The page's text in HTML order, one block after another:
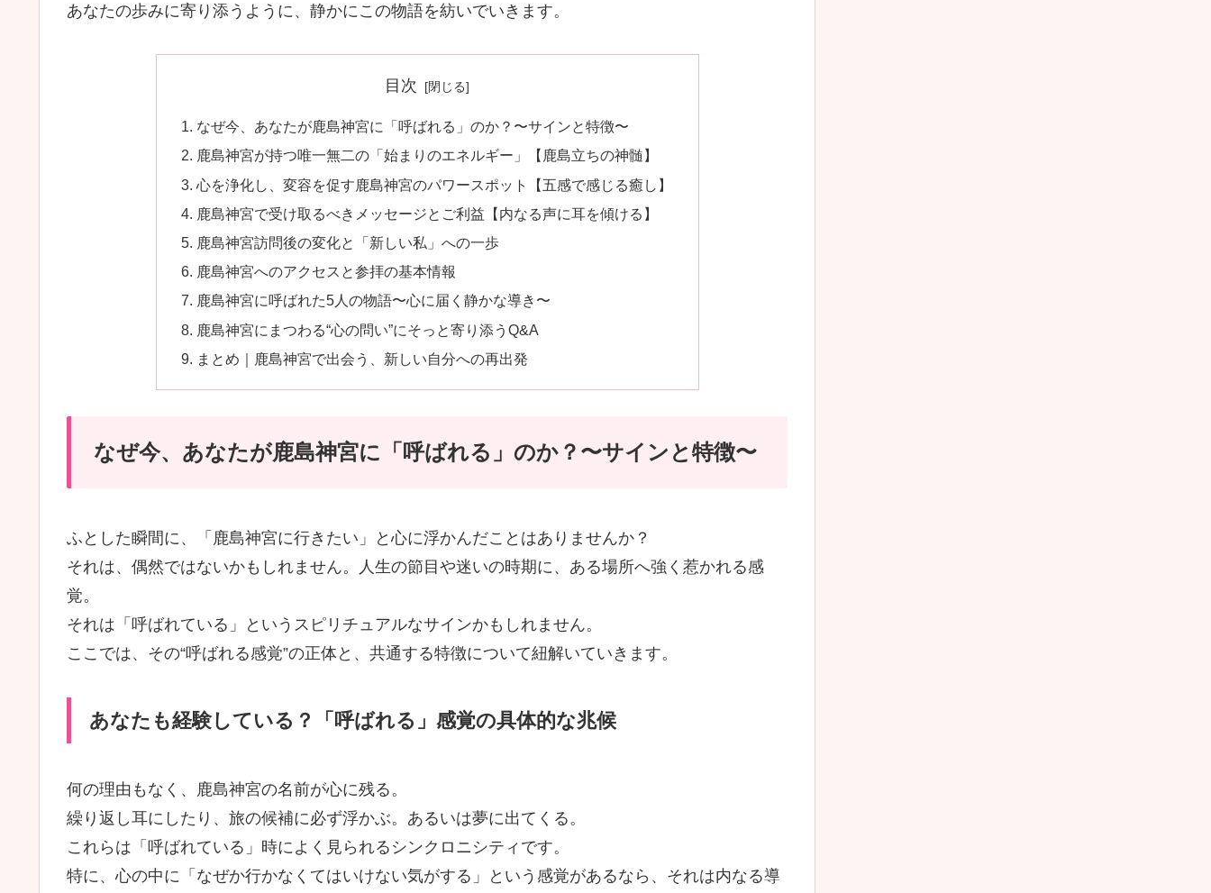
あなたの歩みに寄り添うように、静かにこの物語を紡いでいきます。
目次
なぜ今、あなたが鹿島神宮に「呼ばれる」のか？〜サインと特徴〜
鹿島神宮が持つ唯一無二の「始まりのエネルギー」【鹿島立ちの神髄】
心を浄化し、変容を促す鹿島神宮のパワースポット【五感で感じる癒し】
鹿島神宮で受け取るべきメッセージとご利益【内なる声に耳を傾ける】
鹿島神宮訪問後の変化と「新しい私」への一歩
鹿島神宮へのアクセスと参拝の基本情報
鹿島神宮に呼ばれた5人の物語〜心に届く静かな導き〜
鹿島神宮にまつわる“心の問い”にそっと寄り添うQ&A
まとめ｜鹿島神宮で出会う、新しい自分への再出発
なぜ今、あなたが鹿島神宮に「呼ばれる」のか？〜サインと特徴〜
ふとした瞬間に、「鹿島神宮に行きたい」と心に浮かんだことはありませんか？
それは、偶然ではないかもしれません。人生の節目や迷いの時期に、ある場所へ強く惹かれる感
覚。
それは「呼ばれている」というスピリチュアルなサインかもしれません。
ここでは、その“呼ばれる感覚”の正体と、共通する特徴について紐解いていきます。
あなたも経験している？「呼ばれる」感覚の具体的な兆候
何の理由もなく、鹿島神宮の名前が心に残る。
繰り返し耳にしたり、旅の候補に必ず浮かぶ。あるいは夢に出てくる。
これらは「呼ばれている」時によく見られるシンクロニシティです。
特に、心の中に「なぜか行かなくてはいけない気がする」という感覚があるなら、それは内なる導